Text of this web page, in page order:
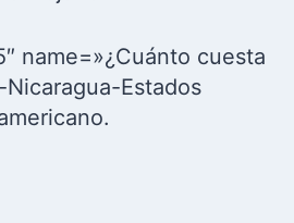
name=»¿Cuánto cuesta
Estados